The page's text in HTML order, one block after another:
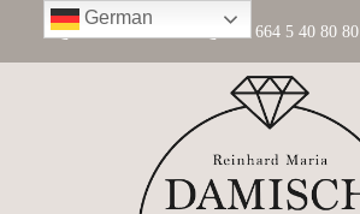
+43 662 84 11 99 +43 664 5 40 80 80
German